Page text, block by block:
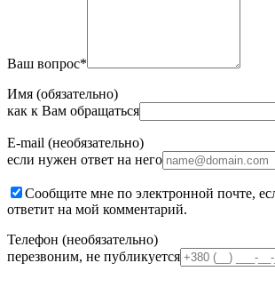
Ваш вопрос*
Имя (обязательно)
как к Вам обращаться
E-mail (необязательно)
если нужен ответ на него
Сообщите мне по электронной почте,
ответит на мой комментарий.
Телефон (необязательно)
перезвоним, не публикуется